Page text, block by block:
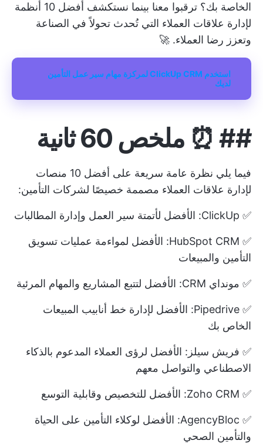
الخاصة بك؟ ترقبوا معنا بينما نستكشف أفضل 10 أنظمة
لإدارة علاقات العملاء التي تُحدث تحولاً في الصناعة
وتعزز رضا العملاء. 🚀
استخدم ClickUp CRM لمركزة مهام سير عمل التأمين
لديك
## ⏰ ملخص 60 ثانية
فيما يلي نظرة عامة سريعة على أفضل 10 منصات
لإدارة علاقات العملاء مصممة خصيصًا لشركات التأمين:
✅ ClickUp: الأفضل لأتمتة سير العمل وإدارة المطالبات
✅ HubSpot CRM: الأفضل لمواءمة عمليات تسويق
التأمين والمبيعات
✅ مونداي CRM: الأفضل لتتبع المشاريع والمهام المرئية
✅ Pipedrive: الأفضل لإدارة خط أنابيب المبيعات
الخاص بك
✅ فريش سيلز: الأفضل لرؤى العملاء المدعوم بالذكاء
الاصطناعي والتواصل معهم
✅ Zoho CRM: الأفضل للتخصيص وقابلية التوسع
✅ AgencyBloc: الأفضل لوكلاء التأمين على الحياة
والتأمين الصحي